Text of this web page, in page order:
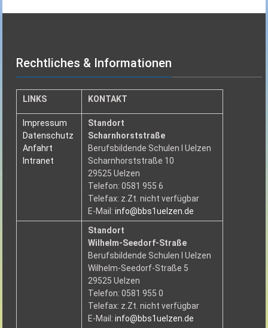
Rechtliches & Informationen
LINKS KONTAKT
Impressum
Datenschutz
Anfahrt
Intranet
Standort
Scharnhorststraße
Berufsbildende Schulen I Uelzen
Scharnhorststraße 10
29525 Uelzen
Telefon: 0581 955 6
Telefax: z.Zt. nicht verfügbar
E-Mail:info@bbs1uelzen.de
Standort
Wilhelm-Seedorf-Straße
Berufsbildende Schulen I Uelzen
Wilhelm-Seedorf-Straße 5
29525 Uelzen
Telefon: 0581 955 0
Telefax: z.Zt. nicht verfügbar
E-Mail:info@bbs1uelzen.de